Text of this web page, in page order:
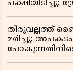
തിരുവല്ലത്ത്
മരിച്ചു;